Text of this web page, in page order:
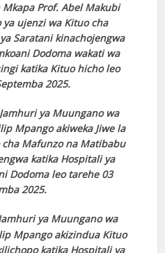
Prof. Abel Makubi
ujenzi wa Kituo cha
Saratani kinachojengwa
Dodoma wakati wa
katika Kituo hicho leo
2025.
ya Muungano wa
Mpango akiweka Jiwe la
Mafunzo na Matibabu
katika Hospitali ya
Dodoma leo tarehe 03
2025.
ya Muungano wa
Mpango akizindua Kituo
katika Hospitali ya